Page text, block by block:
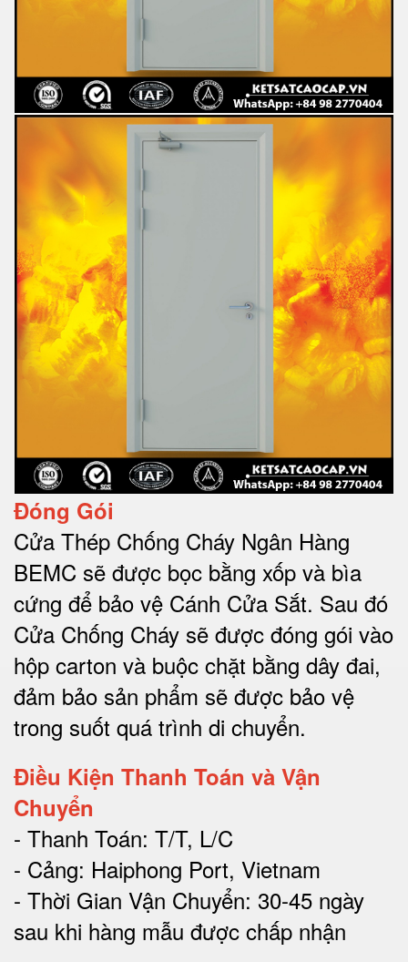
Đóng Gói
Cửa Thép Chống Cháy Ngân Hàng
BEMC sẽ được bọc bằng xốp và bìa
cứng để bảo vệ Cánh Cửa Sắt. Sau đó
Cửa Chống Cháy sẽ được đóng gói vào
hộp carton và buộc chặt bằng dây đai,
đảm bảo sản phẩm sẽ được bảo vệ
trong suốt quá trình di chuyển.
Điều Kiện Thanh Toán và Vận
Chuyển
- Thanh Toán: T/T, L/C
- Cảng: Haiphong Port, Vietnam
- Thời Gian Vận Chuyển: 30-45 ngày
sau khi hàng mẫu được chấp nhận